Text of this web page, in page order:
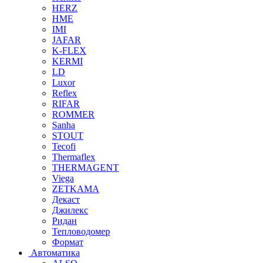
HERZ
HME
IMI
JAFAR
K-FLEX
KERMI
LD
Luxor
Reflex
RIFAR
ROMMER
Sanha
STOUT
Tecofi
Thermaflex
THERMAGENT
Viega
ZETKAMA
Декаст
Джилекс
Ридан
Тепловодомер
Формат
Автоматика